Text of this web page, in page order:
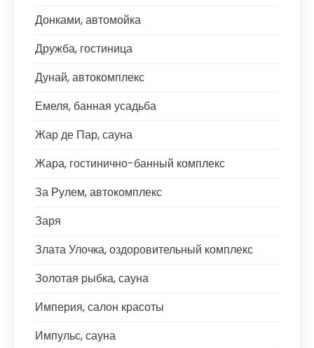
Донками, автомойка
Дружба, гостиница
Дунай, автокомплекс
Емеля, банная усадьба
Жар де Пар, сауна
Жара, гостинично-банный комплекс
За Рулем, автокомплекс
Заря
Злата Улочка, оздоровительный комплекс
Золотая рыбка, сауна
Империя, салон красоты
Импульс, сауна